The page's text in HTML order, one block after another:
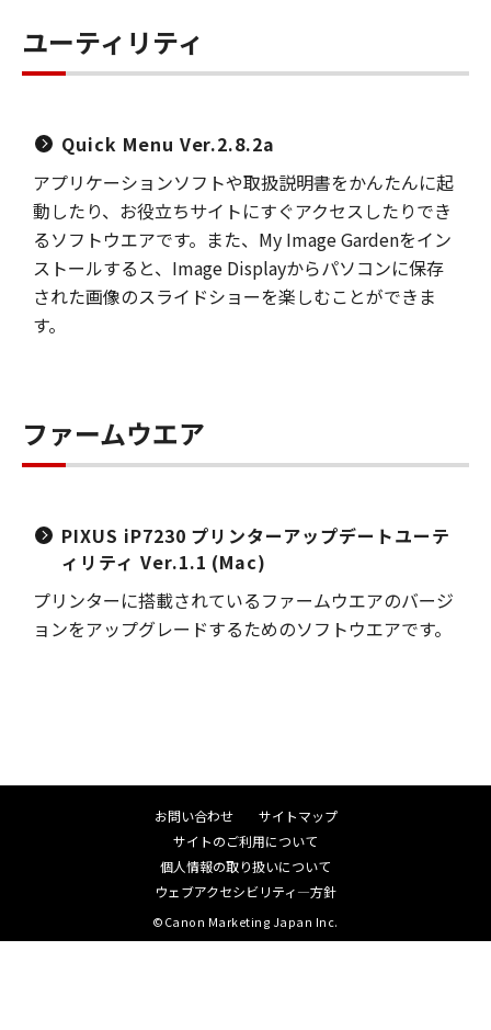
ユーティリティ
Quick Menu Ver.2.8.2a
アプリケーションソフトや取扱説明書をかんたんに起
動したり、お役立ちサイトにすぐアクセスしたりでき
るソフトウエアです。また、My Image Gardenをイン
ストールすると、Image Displayからパソコンに保存
された画像のスライドショーを楽しむことができま
す。
ファームウエア
PIXUS iP7230 プリンターアップデートユーテ
ィリティ Ver.1.1 (Mac)
プリンターに搭載されているファームウエアのバージ
ョンをアップグレードするためのソフトウエアです。
お問い合わせ
サイトマップ
サイトのご利用について
個人情報の取り扱いについて
ウェブアクセシビリティ―方針
©Canon Marketing Japan Inc.